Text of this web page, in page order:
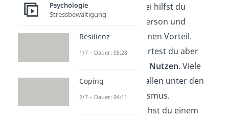
Altruismus
. Dabei hilfst du
zunächst einer Person und
verzichtest auf einen Vorteil.
Gleichzeitig erwartest du aber
langfristig einen Nutzen. Viele
Hilfeleistungen fallen unter den
reziproken Altruismus.
Beispielsweise leihst du einem
Psychologie
Stressbewältigung
Resilienz
1/7 – Dauer: 05:28
Coping
2/7 – Dauer: 04:11